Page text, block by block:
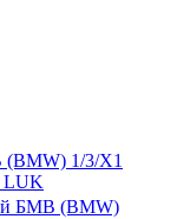
БМВ (BMW)